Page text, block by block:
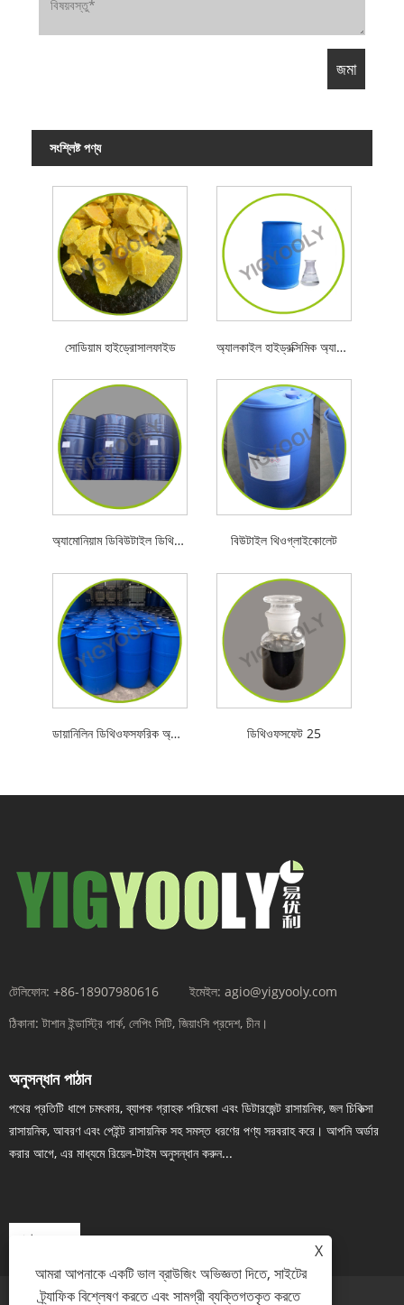
সংশ্লিষ্ট পণ্য
সোডিয়াম হাইড্রোসালফাইড অ্যালকাইল হাইড্রক্সিমিক অ্যাসিড
অ্যামোনিয়াম ডিবিউটাইল ডিথিওফসফেট বিউটাইল থিওগ্লাইকোলেট
ডায়ানিলিন ডিথিওফসফরিক অ্যাসিড ডিথিওফসফেট 25
টেলিফোন: +86-18907980616 ইমেইল: agio@yigyooly.com
ঠিকানা: টাশান ইন্ডাস্ট্রি পার্ক, লেপিং সিটি, জিয়াংসি প্রদেশ, চীন।
অনুসন্ধান পাঠান
পথের প্রতিটি ধাপে চমৎকার, ব্যাপক গ্রাহক পরিষেবা এবং ডিটারজেন্ট রাসায়নিক, জল চিকিত্সা
রাসায়নিক, আবরণ এবং পেইন্ট রাসায়নিক সহ সমস্ত ধরণের পণ্য সরবরাহ করে। আপনি অর্ডার
করার আগে, এর মাধ্যমে রিয়েল-টাইম অনুসন্ধান করুন...
এখন তদন্ত
X
আমরা আপনাকে একটি ভাল ব্রাউজিং অভিজ্ঞতা দিতে, সাইটের
ট্র্যাফিক বিশ্লেষণ করতে এবং সামগ্রী ব্যক্তিগতকৃত করতে